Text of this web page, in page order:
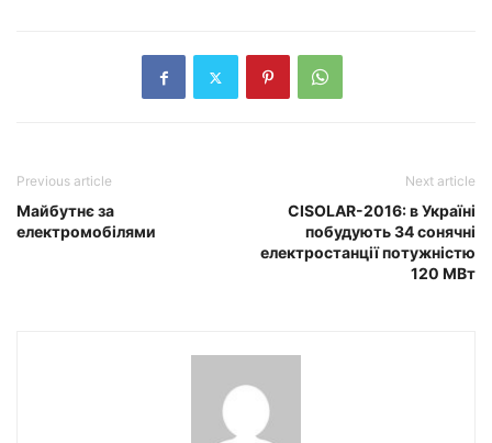
Previous article
Майбутнє за
електромобілями
Next article
CISOLAR-2016: в Україні
побудують 34 сонячні
електростанції потужністю
120 МВт